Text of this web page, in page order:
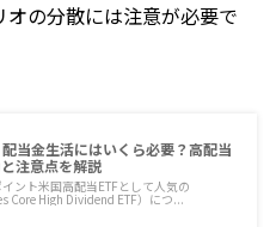
オの分散には注意が必要で
当金生活にはいくら必要？高配当
注意点を解説
ント米国高配当ETFとして人気の
Core High Dividend ETF）につ...